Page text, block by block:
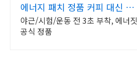
에너지 패치 정품 커피 대신 에
너지 패치
야근/시험/운동 전 3초 부착, 에너짓
공식 정품